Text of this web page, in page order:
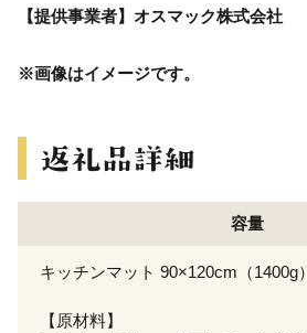
【提供事業者】オスマック株式会社
※画像はイメージです。
容量
キッチンマット 90×120cm（1400g）
【原材料】